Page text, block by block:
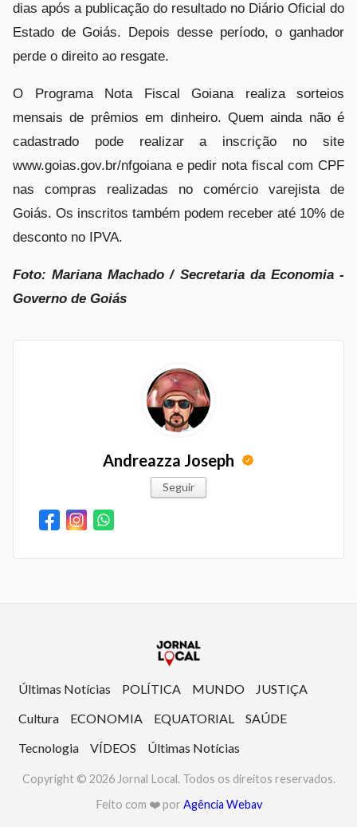
dias após a publicação do resultado no Diário Oficial do
Estado de Goiás. Depois desse período, o ganhador
perde o direito ao resgate.
O Programa Nota Fiscal Goiana realiza sorteios
mensais de prêmios em dinheiro. Quem ainda não é
cadastrado pode realizar a inscrição no site
www.goias.gov.br/nfgoiana e pedir nota fiscal com CPF
nas compras realizadas no comércio varejista de
Goiás. Os inscritos também podem receber até 10% de
desconto no IPVA.
Foto: Mariana Machado / Secretaria da Economia -
Governo de Goiás
Andreazza Joseph
Seguir
Últimas Notícias POLÍTICA MUNDO
JUSTIÇA
Cultura
ECONOMIA EQUATORIAL
SAÚDE
Tecnologia
VÍDEOS Últimas Notícias
Copyright © 2026 Jornal Local. Todos os direitos reservados.
Feito com ❤️ por Agência Webav